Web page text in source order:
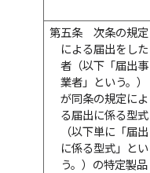
第五条
次条の規定
による届出をした
者（以下「届出事
業者」という。）
が同条の規定によ
る届出に係る型式
（以下単に「届出
に係る型式」とい
う。）の特定製品